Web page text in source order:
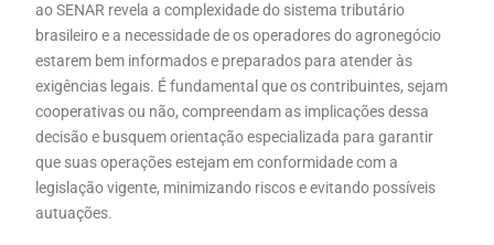
ao SENAR revela a complexidade do sistema tributário
brasileiro e a necessidade de os operadores do agronegócio
estarem bem informados e preparados para atender às
exigências legais. É fundamental que os contribuintes, sejam
cooperativas ou não, compreendam as implicações dessa
decisão e busquem orientação especializada para garantir
que suas operações estejam em conformidade com a
legislação vigente, minimizando riscos e evitando possíveis
autuações.